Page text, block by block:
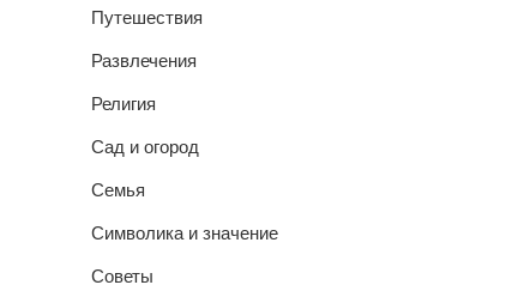
Путешествия
Развлечения
Религия
Сад и огород
Семья
Символика и значение
Советы